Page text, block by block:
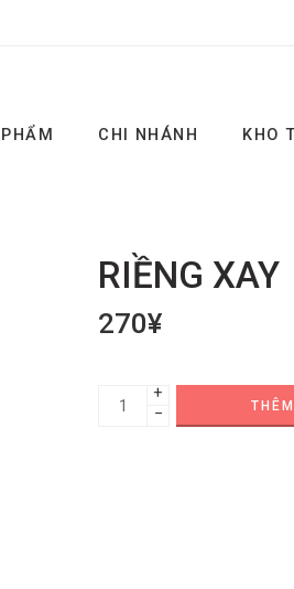
CHI NHÁNH KHO
RIỀNG XAY
270¥
+
−